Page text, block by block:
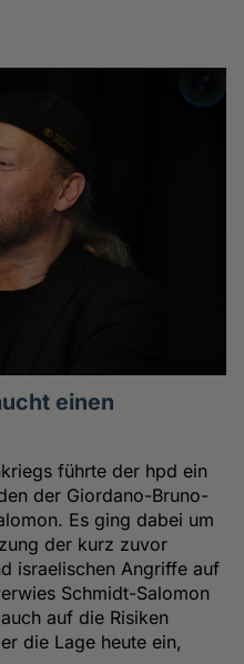
einen
führte der hpd ein
der Giordano-Bruno-
Es ging dabei um
der kurz zuvor
israelischen Angriffe auf
Schmidt-Salomon
auf die Risiken
die Lage heute ein,